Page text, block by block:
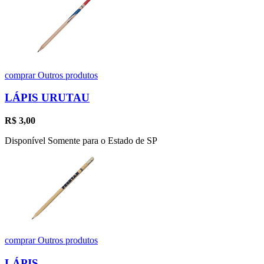
comprarOutros produtos
LÁPIS URUTAU
R$ 3,00
Disponível Somente para o Estado de SP
comprarOutros produtos